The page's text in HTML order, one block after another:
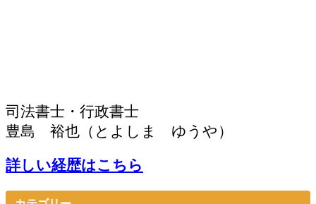
司法書士・行政書士
豊島 裕也（とよしま ゆうや）
詳しい経歴はこちら